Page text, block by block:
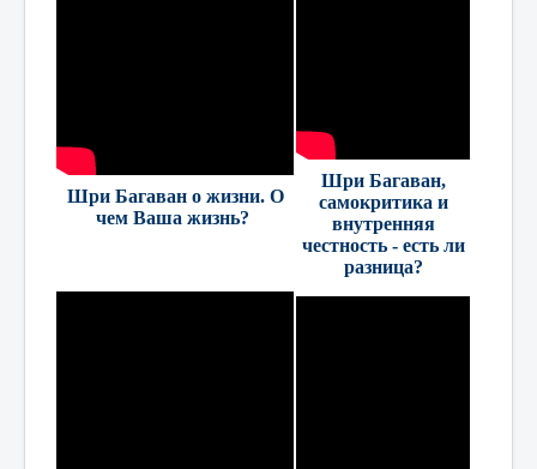
Шри Багаван о жизни. О
чем Ваша жизнь?
Шри Багаван,
самокритика и
внутренняя
честность - есть ли
разница?